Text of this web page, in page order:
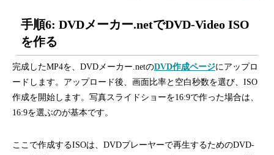
手順6: DVDメーカー.netでDVD-Video ISO
を作る
完成したMP4を、DVDメーカー.netのDVD作成ページにアップロ
ードします。アップロード後、画面比率と空白秒数を選び、ISO
作成を開始します。写真スライドショーを16:9で作った場合は、
16:9を選ぶのが基本です。
ここで作成するISOは、DVDプレーヤーで再生するためのDVD-